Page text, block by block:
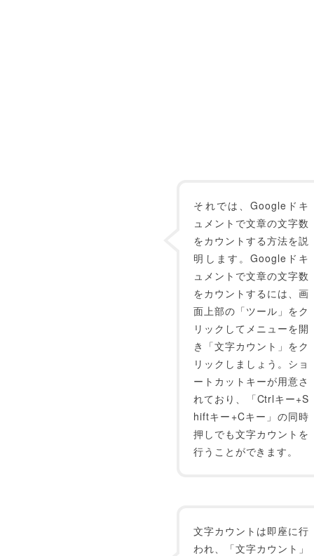
それでは、Googleドキ
ュメントで文章の文字数
をカウントする方法を説
明します。Googleドキ
ュメントで文章の文字数
をカウントするには、画
面上部の「ツール」をク
リックしてメニューを開
き「文字カウント」をク
リックしましょう。ショ
ートカットキーが用意さ
れており、「Ctrlキー+S
hiftキー+Cキー」の同時
押しでも文字カウントを
行うことができます。
文字カウントは即座に行
われ、「文字カウント」